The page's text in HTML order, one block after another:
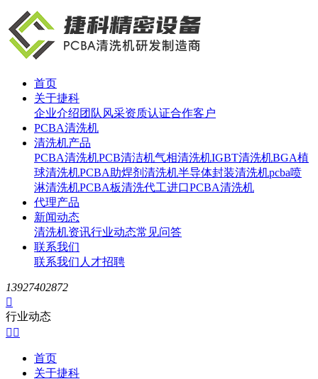
首页
关于捷科
企业介绍团队风采资质认证合作客户
PCBA清洗机
清洗机产品
PCBA清洗机PCB清洁机气相清洗机IGBT清洗机BGA植
球清洗机PCBA助焊剂清洗机半导体封装清洗机pcba喷
淋清洗机PCBA板清洗代工进口PCBA清洗机
代理产品
新闻动态
清洗机资讯行业动态常见问答
联系我们
联系我们 人才招聘
13927402872

行业动态
 
首页
关于捷科